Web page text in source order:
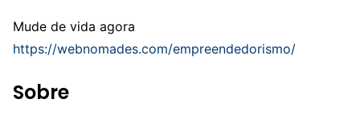
Mude de vida agora
https://webnomades.com/empreendedorismo/
Sobre